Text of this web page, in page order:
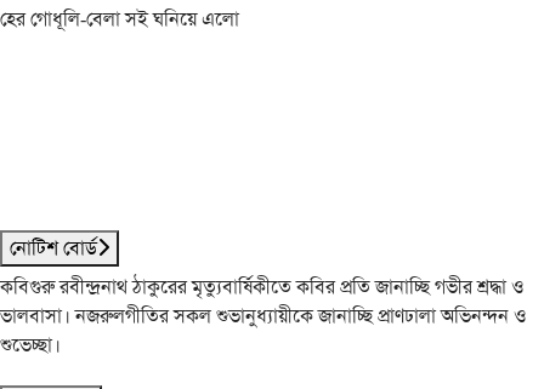
হের গোধূলি-বেলা সই ঘনিয়ে এলো
নোটিশ বোর্ড
কবিগুরু রবীন্দ্রনাথ ঠাকুরের মৃত্যুবার্ষিকীতে কবির প্রতি জানাচ্ছি গভীর শ্রদ্ধা ও
ভালবাসা। নজরুলগীতির সকল শুভানুধ্যায়ীকে জানাচ্ছি প্রাণঢালা অভিনন্দন ও
শুভেচ্ছা।